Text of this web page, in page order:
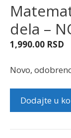
dela –
1,990.00 RSD
Novo,
razred
Dodajte u